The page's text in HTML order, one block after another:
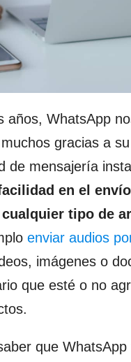
años, WhatsApp
gracias a su
de mensajería
en el
tipo de
enviar audios
imágenes o
que esté o no
que WhatsApp